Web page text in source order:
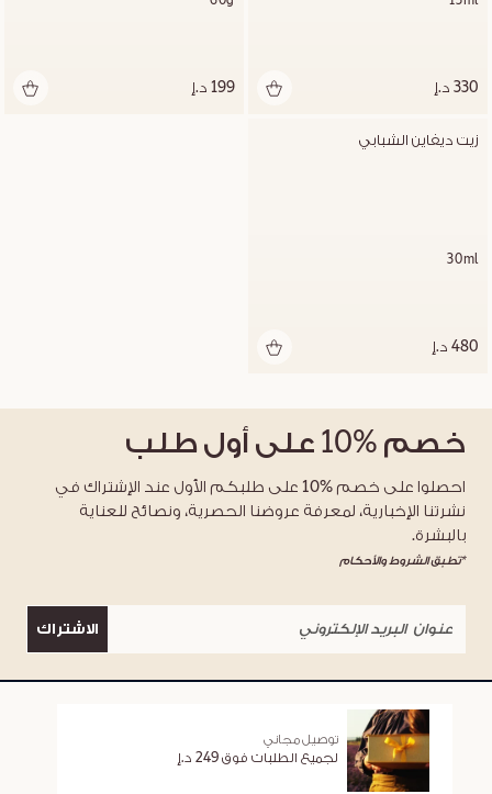
330 د.إ 199 د.إ
زيت ديفاين الشبابي
30ml
480 د.إ
خصم %10 على أول طلب
احصلوا على خصم %10 على طلبكم الأول عند الإشتراك في
نشرتنا الإخبارية، لمعرفة عروضنا الحصرية، ونصائح للعناية
بالبشرة.
*تطبق الشروط والأحكام
الاشتراك
توصيل مجاني
لجميع الطلبات فوق 249 د.إ